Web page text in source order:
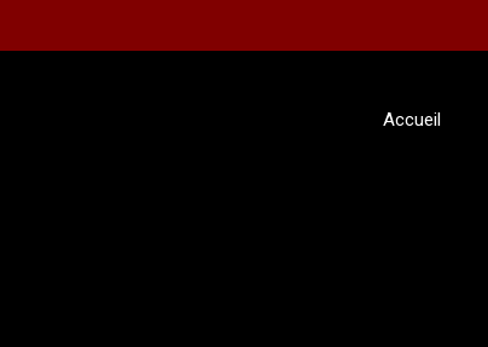
Accueil